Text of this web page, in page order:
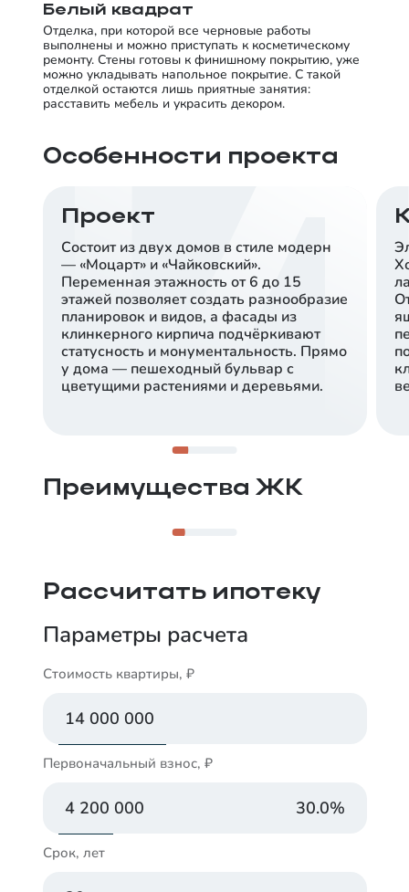
Белый квадрат
Отделка, при которой все черновые работы
выполнены и можно приступать к косметическому
ремонту. Стены готовы к финишному покрытию, уже
можно укладывать напольное покрытие. С такой
отделкой остаются лишь приятные занятия:
расставить мебель и украсить декором.
Особенности проекта
Проект
Состоит из двух домов в стиле модерн
— «Моцарт» и «Чайковский».
Переменная этажность от 6 до 15
этажей позволяет создать разнообразие
планировок и видов, а фасады из
клинкерного кирпича подчёркивают
статусность и монументальность. Прямо
у дома — пешеходный бульвар с
цветущими растениями и деревьями.
Преимущества ЖК
Всего 10 минут на машине — и вы в центре
Рассчитать ипотеку
Параметры расчета
Стоимость квартиры, ₽
Первоначальный взнос, ₽
30.0%
Срок, лет